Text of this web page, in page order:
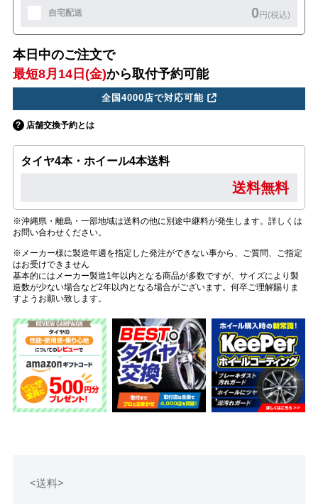
自宅配送 0円(税込)
本日中のご注文で
最短8月14日(金)から取付予約可能
全国4000店で対応可能
店舗交換予約とは
タイヤ4本・ホイール4本送料
送料無料
※沖縄県・離島・一部地域は送料の他に別途中継料が発生します。詳しくは
お問い合わせください。
※メーカー様に製造年週を指定した発注ができない事から、ご質問、ご指定
はお受けできません
基本的にはメーカー製造1年以内となる商品が多数ですが、サイズにより製
造数が少ない場合など2年以内となる場合がございます。何卒ご理解賜りま
すようお願い致します。
<送料>